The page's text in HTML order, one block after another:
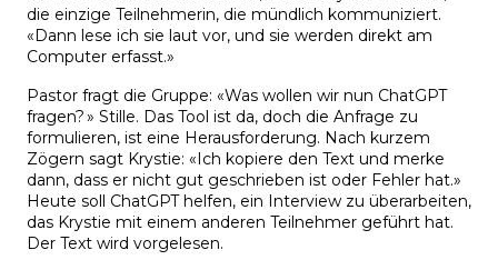
die einzige Teilnehmerin, die mündlich kommuniziert.
«Dann lese ich sie laut vor, und sie werden direkt am
Computer erfasst.»
Pastor fragt die Gruppe: «Was wollen wir nun ChatGPT
fragen? » Stille. Das Tool ist da, doch die Anfrage zu
formulieren, ist eine Herausforderung. Nach kurzem
Zögern sagt Krystie: «Ich kopiere den Text und merke
dann, dass er nicht gut geschrieben ist oder Fehler hat.»
Heute soll ChatGPT helfen, ein Interview zu überarbeiten,
das Krystie mit einem anderen Teilnehmer geführt hat.
Der Text wird vorgelesen.